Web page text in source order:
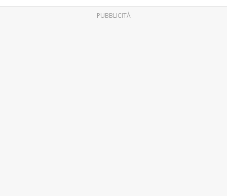
PUBBLICITÀ